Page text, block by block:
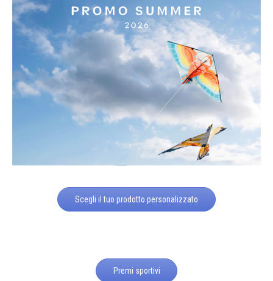
Scegli il tuo prodotto personalizzato
Premi sportivi